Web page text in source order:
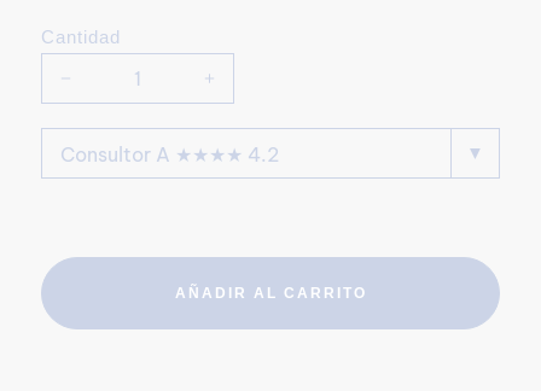
Cantidad
AÑADIR AL CARRITO